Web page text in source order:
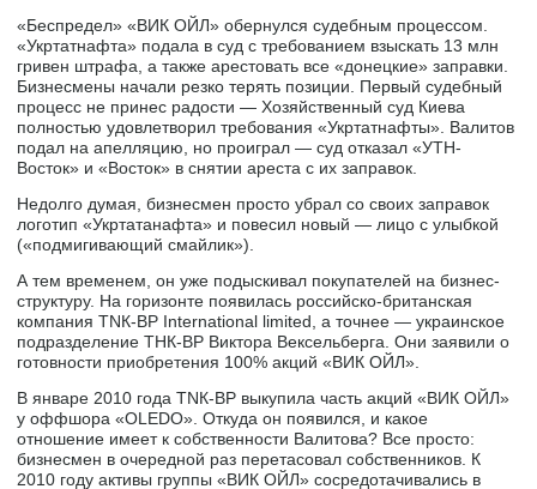
«Беспредел» «ВИК ОЙЛ» обернулся судебным процессом.
«Укртатнафта» подала в суд с требованием взыскать 13 млн
гривен штрафа, а также арестовать все «донецкие» заправки.
Бизнесмены начали резко терять позиции. Первый судебный
процесс не принес радости — Хозяйственный суд Киева
полностью удовлетворил требования «Укртатнафты». Валитов
подал на апелляцию, но проиграл — суд отказал «УТН-
Восток» и «Восток» в снятии ареста с их заправок.
Недолго думая, бизнесмен просто убрал со своих заправок
логотип «Укртатанафта» и повесил новый — лицо с улыбкой
(«подмигивающий смайлик»).
А тем временем, он уже подыскивал покупателей на бизнес-
структуру. На горизонте появилась российско-британская
компания ТNК-ВР International limited, а точнее — украинское
подразделение ТНК-ВР Виктора Вексельберга. Они заявили о
готовности приобретения 100% акций «ВИК ОЙЛ».
В январе 2010 года ТNК-ВР выкупила часть акций «ВИК ОЙЛ»
у оффшора «OLEDO». Откуда он появился, и какое
отношение имеет к собственности Валитова? Все просто:
бизнесмен в очередной раз перетасовал собственников. К
2010 году активы группы «ВИК ОЙЛ» сосредотачивались в